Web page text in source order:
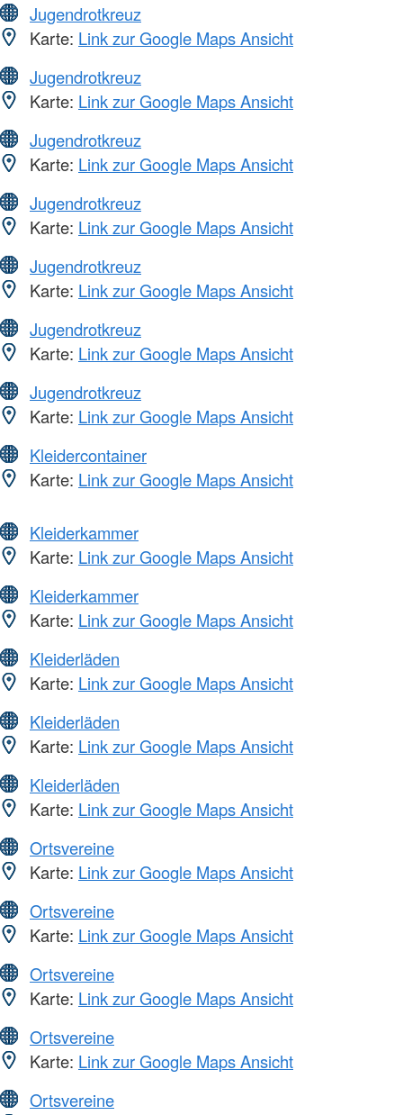
Jugendrotkreuz
Karte: Link zur Google Maps Ansicht
Jugendrotkreuz
Karte: Link zur Google Maps Ansicht
Jugendrotkreuz
Karte: Link zur Google Maps Ansicht
Jugendrotkreuz
Karte: Link zur Google Maps Ansicht
Jugendrotkreuz
Karte: Link zur Google Maps Ansicht
Jugendrotkreuz
Karte: Link zur Google Maps Ansicht
Jugendrotkreuz
Karte: Link zur Google Maps Ansicht
Kleidercontainer
Karte: Link zur Google Maps Ansicht
Kleiderkammer
Karte: Link zur Google Maps Ansicht
Kleiderkammer
Karte: Link zur Google Maps Ansicht
Kleiderläden
Karte: Link zur Google Maps Ansicht
Kleiderläden
Karte: Link zur Google Maps Ansicht
Kleiderläden
Karte: Link zur Google Maps Ansicht
Ortsvereine
Karte: Link zur Google Maps Ansicht
Ortsvereine
Karte: Link zur Google Maps Ansicht
Ortsvereine
Karte: Link zur Google Maps Ansicht
Ortsvereine
Karte: Link zur Google Maps Ansicht
Ortsvereine